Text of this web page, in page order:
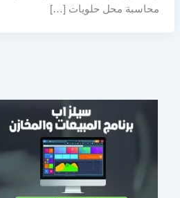
محاسبة محل حلويات […]